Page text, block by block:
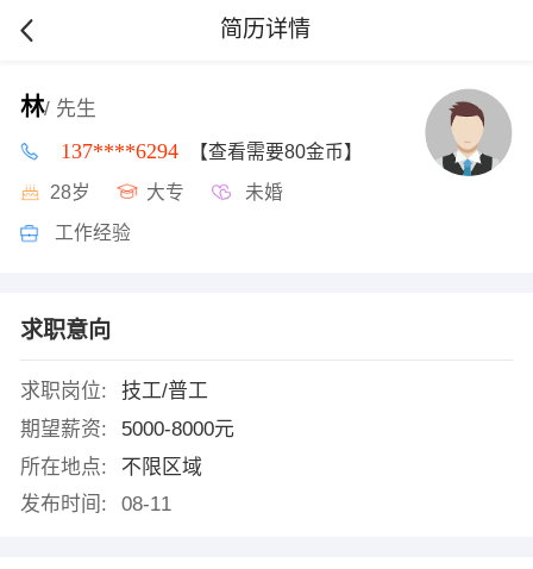
简历详情
林/ 先生
137****6294 【查看需要80金币】
28岁 大专 未婚
工作经验
求职意向
求职岗位:
技工/普工
期望薪资:
5000-8000元
所在地点:
不限区域
发布时间:
08-11